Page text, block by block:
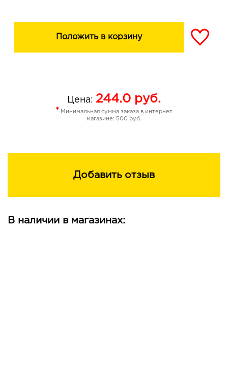
Положить в корзину
Цена: 244.0 руб.
* Минимальная сумма заказа в интернет
магазине: 500 руб.
Добавить отзыв
В наличии в магазинах: